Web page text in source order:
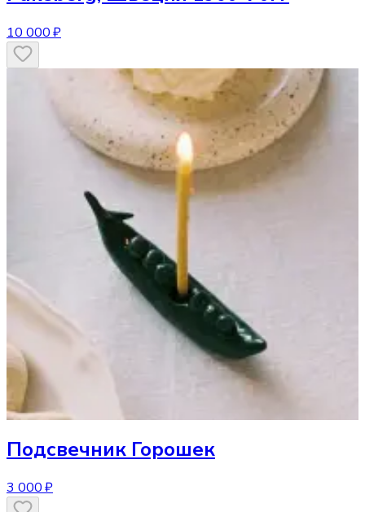
10 000 ₽
Подсвечник Горошек
3 000 ₽